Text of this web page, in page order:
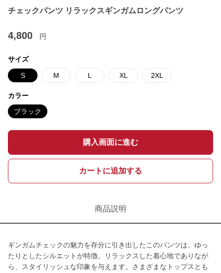
チェックパンツ リラックスギンガムロングパンツ
4,800 円
サイズ
S M L XL 2XL
カラー
ブラック
購入画面に進む
カートに追加する
商品説明
ギンガムチェックの魅力を存分に引き出したこのパンツは、ゆっ
たりとしたシルエットが特徴。リラックスした着心地でありなが
ら、スタイリッシュな印象を与えます。さまざまなトップスとも